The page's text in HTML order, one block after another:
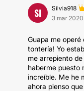
SI
Silvia918
3 mar 2020
Guapa me operé
tontería! Yo
me arrepiento
haberme puesto
increíble. Me he
ahora pienso